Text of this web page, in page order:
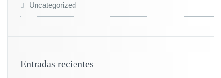
Uncategorized
Entradas recientes